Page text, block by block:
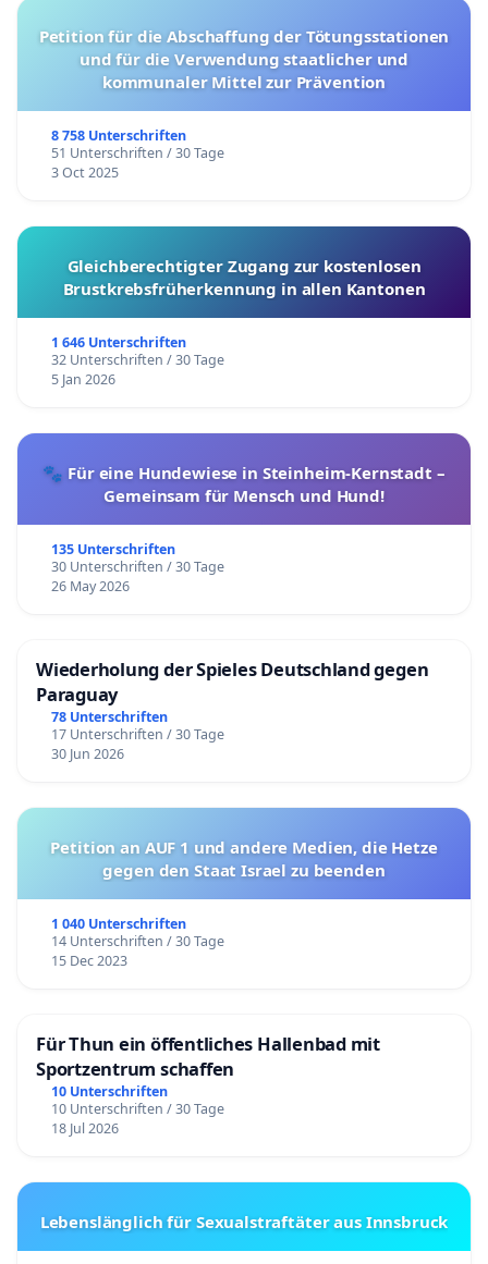
Petition für die Abschaffung der Tötungsstationen
und für die Verwendung staatlicher und
kommunaler Mittel zur Prävention
8 758 Unterschriften
51 Unterschriften / 30 Tage
3 Oct 2025
Gleichberechtigter Zugang zur kostenlosen
Brustkrebsfrüherkennung in allen Kantonen
1 646 Unterschriften
32 Unterschriften / 30 Tage
5 Jan 2026
🐾 Für eine Hundewiese in Steinheim-Kernstadt –
Gemeinsam für Mensch und Hund!
135 Unterschriften
30 Unterschriften / 30 Tage
26 May 2026
Wiederholung der Spieles Deutschland gegen
Paraguay
78 Unterschriften
17 Unterschriften / 30 Tage
30 Jun 2026
Petition an AUF 1 und andere Medien, die Hetze
gegen den Staat Israel zu beenden
1 040 Unterschriften
14 Unterschriften / 30 Tage
15 Dec 2023
Für Thun ein öffentliches Hallenbad mit
Sportzentrum schaffen
10 Unterschriften
10 Unterschriften / 30 Tage
18 Jul 2026
Lebenslänglich für Sexualstraftäter aus Innsbruck